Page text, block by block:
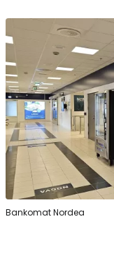
Bankomat Nordea